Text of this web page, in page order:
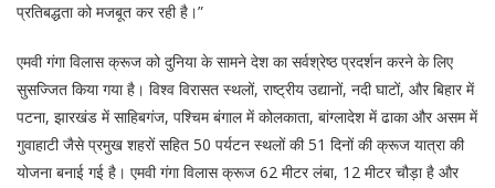
प्रतिबद्धता को मजबूत कर रही है।”
एमवी गंगा विलास क्रूज को दुनिया के सामने देश का सर्वश्रेष्ठ प्रदर्शन करने के लिए
सुसज्जित किया गया है। विश्व विरासत स्थलों, राष्ट्रीय उद्यानों, नदी घाटों, और बिहार में
पटना, झारखंड में साहिबगंज, पश्चिम बंगाल में कोलकाता, बांग्लादेश में ढाका और असम में
गुवाहाटी जैसे प्रमुख शहरों सहित 50 पर्यटन स्थलों की 51 दिनों की क्रूज यात्रा की
योजना बनाई गई है। एमवी गंगा विलास क्रूज 62 मीटर लंबा, 12 मीटर चौड़ा है और